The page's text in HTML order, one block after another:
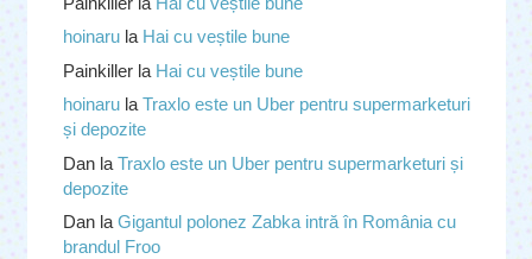
hoinarula Hai cu veștile bune
Painkillerla Hai cu veștile bune
hoinarula Traxlo este un Uber pentru supermarketuri
și depozite
Danla Traxlo este un Uber pentru supermarketuri și
depozite
Danla Gigantul polonez Zabka intră în România cu
brandul Froo